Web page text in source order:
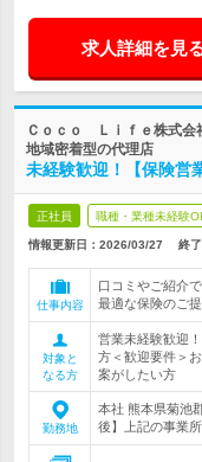
求人詳細を見
Ｃｏｃｏ Ｌｉｆｅ株式会
地域密着型の代理店
未経験歓迎！【保険営
正社員 職種・業種未経験
情報更新日：2026/03/27 終
仕事内容
口コミやご紹介
最適な保険のご
対象と
なる方
営業未経験歓迎
方＜歓迎要件＞
案がしたい方
勤務地
本社 熊本県菊池
後】上記の事業